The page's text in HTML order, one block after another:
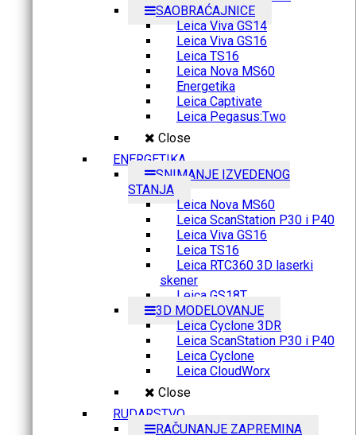
SAOBRAĆAJNICE
Leica Viva GS14
Leica Viva GS16
Leica TS16
Leica Nova MS60
Energetika
Leica Captivate
Leica Pegasus:Two
Close
ENERGETIKA
SNIMANJE IZVEDENOG
STANJA
Leica Nova MS60
Leica ScanStation P30 i P40
Leica Viva GS16
Leica TS16
Leica RTC360 3D laserki
skener
Leica GS18T
3D MODELOVANJE
Leica Cyclone 3DR
Leica ScanStation P30 i P40
Leica Cyclone
Leica CloudWorx
Close
RUDARSTVO
RAČUNANJE ZAPREMINA